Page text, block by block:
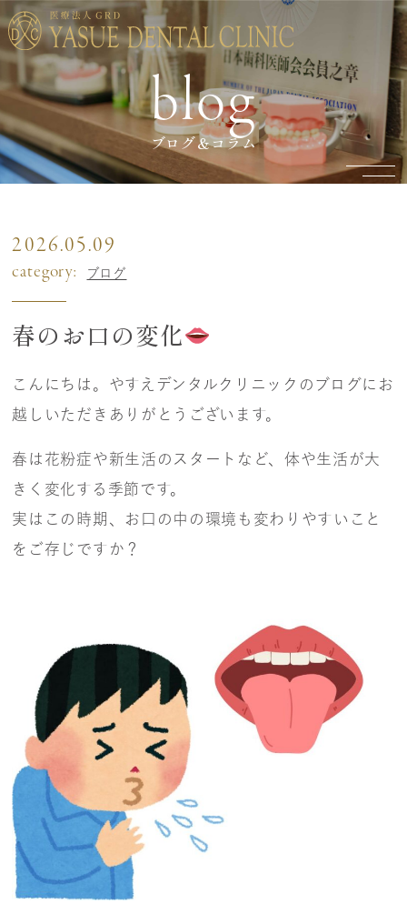
blog
ブログ＆コラム
2026.05.09
category: ブログ
春のお口の変化
こんにちは。やすえデンタルクリニックのブログにお
越しいただきありがとうございます。
春は花粉症や新生活のスタートなど、体や生活が大
きく変化する季節です。
実はこの時期、お口の中の環境も変わりやすいこと
をご存じですか？